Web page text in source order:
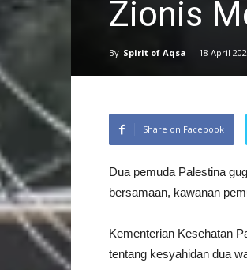
Zionis
By Spirit of Aqsa - 18 April
Share on Facebook
Dua pemuda Palestina
bersamaan, kawanan
Kementerian Kesehatan
tentang kesyahidan dua